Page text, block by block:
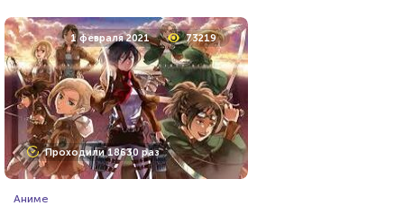
1 февраля 2021 73219
Проходили 18630 раз
Аниме